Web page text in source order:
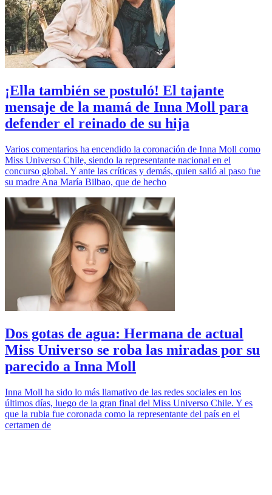
¡Ella también se postuló! El tajante
mensaje de la mamá de Inna Moll para
defender el reinado de su hija
Varios comentarios ha encendido la coronación de Inna Moll como
Miss Universo Chile, siendo la representante nacional en el
concurso global. Y ante las críticas y demás, quien salió al paso fue
su madre Ana María Bilbao, que de hecho
Dos gotas de agua: Hermana de actual
Miss Universo se roba las miradas por su
parecido a Inna Moll
Inna Moll ha sido lo más llamativo de las redes sociales en los
últimos días, luego de la gran final del Miss Universo Chile. Y es
que la rubia fue coronada como la representante del país en el
certamen de